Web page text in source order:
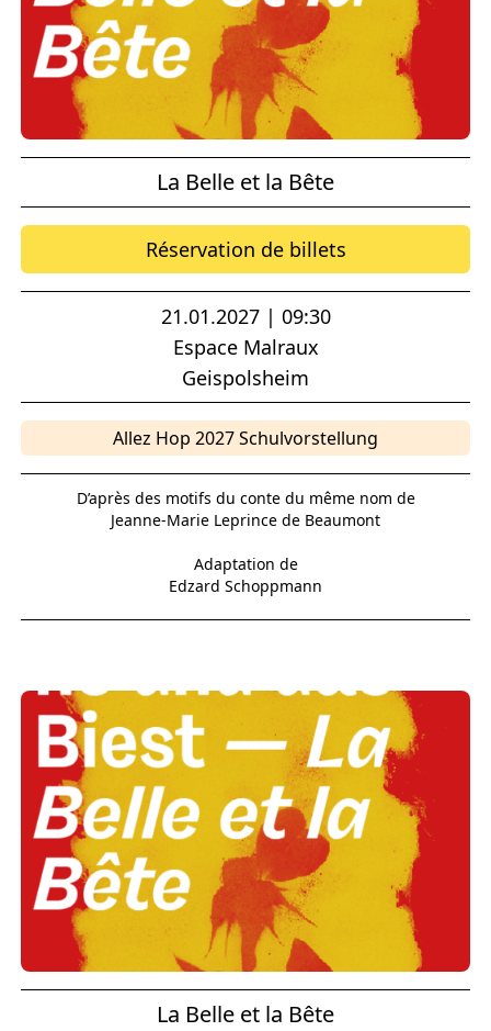
La Belle et la Bête
Réservation de billets
21.01.2027 | 09:30
Espace Malraux
Geispolsheim
Allez Hop 2027 Schulvorstellung
D’après des motifs du conte du même nom de
Jeanne-Marie Leprince de Beaumont
Adaptation de
Edzard Schoppmann
La Belle et la Bête